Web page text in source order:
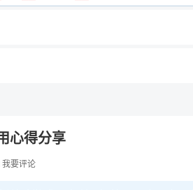
，理性选择
告，理性选择
心得分享
我要评论